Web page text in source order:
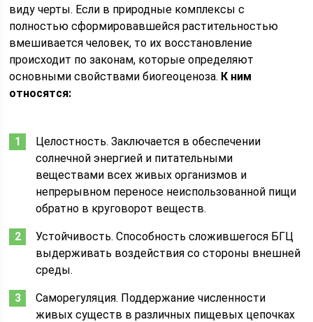
виду черты. Если в природные комплексы с
полностью сформировавшейся растительностью
вмешивается человек, то их восстановление
происходит по законам, которые определяют
основными свойствами биогеоценоза. К ним
относятся:
Целостность. Заключается в обеспечении
солнечной энергией и питательными
веществами всех живых организмов и
непрерывном переносе неиспользованной пищи
обратно в круговорот веществ.
Устойчивость. Способность сложившегося БГЦ
выдерживать воздействия со стороны внешней
среды.
Саморегуляция. Поддержание численности
живых существ в различных пищевых цепочках